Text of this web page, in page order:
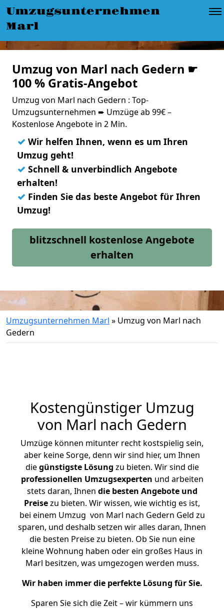
Umzugsunternehmen
Marl
Umzug von Marl nach Gedern ☛
100 % Gratis-Angebot
Umzug von Marl nach Gedern : Top-
Umzugsunternehmen ➨ Umzüge ab 99€ –
Kostenlose Angebote in 2 Min.
✓ Wir helfen Ihnen, wenn es um Ihren
Umzug geht!
✓ Schnell & unverbindlich Angebote
erhalten!
✓ Finden Sie das beste Angebot für Ihren
Umzug!
blitzschnell kostenlose Angebote
erhalten
Umzugsunternehmen Marl » Umzug von Marl nach
Gedern
Kostengünstiger Umzug
von Marl nach Gedern
Umzüge können mitunter recht kostspielig sein,
aber keine Sorge, denn wir sind hier, um Ihnen
diegünstigste Lösung zu bieten. Wir sind die
professionellen Umzugsexperten und arbeiten
stets daran, Ihnen die besten Angebote und
Preisezu bieten. Wir wissen, wie wichtig es ist,
bei einem Umzug von Marl nach Gedern Geld zu
sparen, und deshalb setzen wir alles daran, Ihnen
die besten Preise zu bieten. Ob Sie nun eine
kleine Wohnung haben oder ein großes Haus in
Marl besitzen, was umgezogen werden muss.
Wir haben immer die perfekte Lösung für Sie.
Sparen Sie sich die Zeit – wir kümmern uns